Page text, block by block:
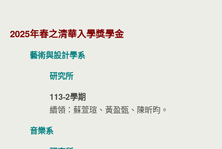
2025年春之清華入學獎學金
藝術與設計學系
研究所
113-2學期
續領：蘇萱瑄、黃盈甄、陳昕昀。
音樂系